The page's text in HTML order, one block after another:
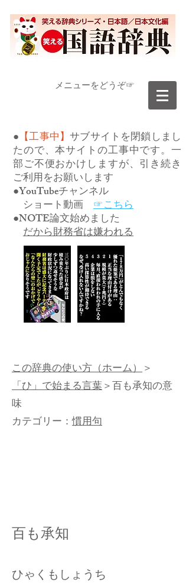
​メニューをどうぞ☞
● 【工事中】サブサイトを閉鎖しまし
たので、本サイトの工事中です。一
部ご不便おかけしますが、引き続き
ご利用をお願いします
●YouTubeチャンネル
ショート動画 ☞こちら
●NOTE論文始めました
だから財務省は嫌われる
この辞典の使い方（ホーム）＞
「ひ」で始まる言葉＞百も承知の意
味
カテゴリー：慣用句
百も承知
ひゃくもしょうち